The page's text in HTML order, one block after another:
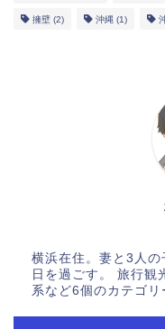
擁壁 (2) 沖縄 (1)
横浜在住。妻と3人
日を過ごす。 旅行観
系など6個のカテゴリ